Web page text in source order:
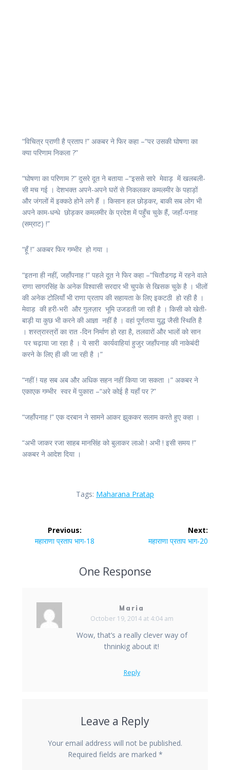
“विचित्र प्राणी है प्रताप !” अकबर ने फिर कहा –“पर उसकी घोषणा का
क्या परिणाम निकला ?”
“घोषणा का परिणाम ?” दुसरे दूत ने बताया –“इससे सारे मेवाड़ में खलबली-
सी मच गई । देशभक्त अपने-अपने घरों से निकलकर कमलमीर के पहाड़ों
और जंगलों में इक्कठे होने लगे हैं । किसान हल छोड़कर, बाकी सब लोग भी
अपने काम-धन्धे छोड़कर कमलमीर के प्रदेश में पहुँच चुके हैं, जहाँ-पनाह
(सम्राट) !”
“हूँ !” अकबर फिर गम्भीर हो गया ।
“इतना ही नहीं, जहाँपनाह !” पहले दूत ने फिर कहा –“चितौडगढ़ में रहने वाले
राणा सागरसिंह के अनेक विश्वासी सरदार भी चुपके से खिसक चुके है । भीलों
की अनेक टोलियाँ भी राणा प्रताप की सहायता के लिए इकटठी हो रही है ।
मेवाड़ की हरी-भरी और गुलज़ार भूमि उजडती जा रही है । किसी को खेती-
बाड़ी या कुछ भी करने की आज्ञा नहीं है । वहां पूर्णतया युद्ध जैसी स्थिति है
। शस्त्रास्त्रों का रात -दिन निर्माण हो रहा है, तलवारों और भालों को सान
पर चढ़ाया जा रहा है । ये सारी कार्यवाहियां हुजुर जहाँपनाह की नाकेबंदी
करने के लिए ही की जा रही है ।”
“नहीं ! यह सब अब और अधिक सहन नहीं किया जा सकता ।” अकबर ने
एकाएक गम्भीर स्वर में पुकारा –“अरे कोई है यहाँ पर ?”
“जहाँपनाह !” एक दरबान ने सामने आकर झुककर सलाम करते हुए कहा ।
“अभी जाकर रजा साहब मानसिंह को बुलाकर लाओ ! अभी ! इसी समय !”
अकबर ने आदेश दिया ।
Tags: Maharana Pratap
navigation
Previous:
Previous
महाराणा प्रताप भाग-18
Next:
Next
महाराणा प्रताप भाग-20
One Response
Maria
October 19, 2014 at 4:04 am
Wow, that’s a really clever way of
thninkig about it!
Reply
Leave a Reply
Your email address will not be published.
Required fields are marked *